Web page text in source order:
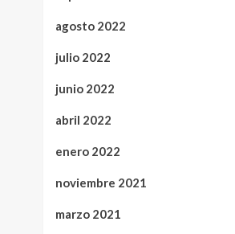
agosto 2022
julio 2022
junio 2022
abril 2022
enero 2022
noviembre 2021
marzo 2021